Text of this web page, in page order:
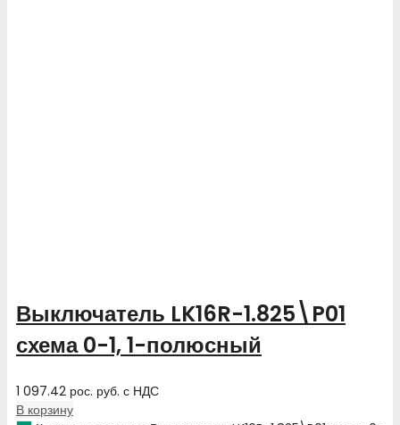
Выключатель LK16R-1.825\P01
схема 0-1, 1-полюсный
1 097.42 рос. руб. с НДС
В корзину